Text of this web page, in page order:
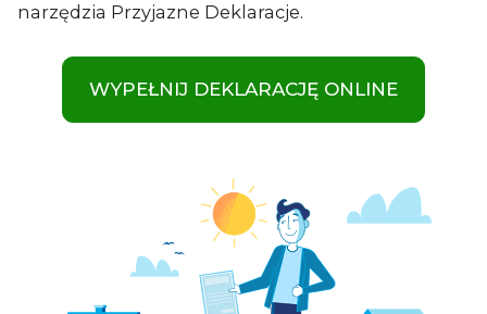
narzędzia Przyjazne Deklaracje.
WYPEŁNIJ DEKLARACJĘ ONLINE